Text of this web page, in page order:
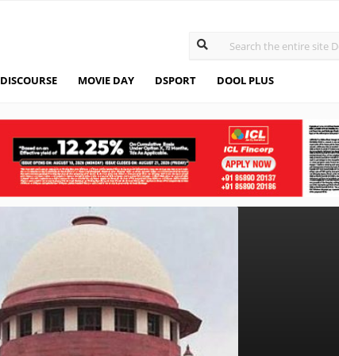
DISCOURSE MOVIE DAY DSPORT DOOL PLUS